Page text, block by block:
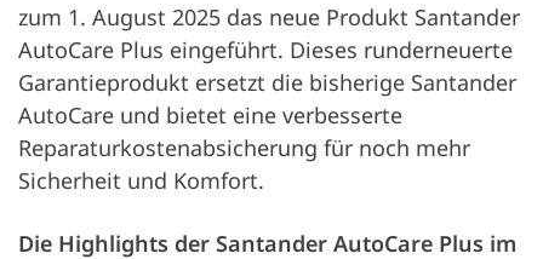
zum 1. August 2025 das neue Produkt Santander
AutoCare Plus eingeführt. Dieses runderneuerte
Garantieprodukt ersetzt die bisherige Santander
AutoCare und bietet eine verbesserte
Reparaturkostenabsicherung für noch mehr
Sicherheit und Komfort.
Die Highlights der Santander AutoCare Plus im